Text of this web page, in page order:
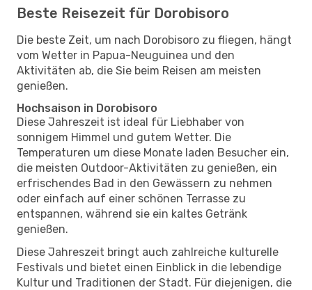
Beste Reisezeit für Dorobisoro
Die beste Zeit, um nach Dorobisoro zu fliegen, hängt
vom Wetter in Papua-Neuguinea und den
Aktivitäten ab, die Sie beim Reisen am meisten
genießen.
Hochsaison in Dorobisoro
Diese Jahreszeit ist ideal für Liebhaber von
sonnigem Himmel und gutem Wetter. Die
Temperaturen um diese Monate laden Besucher ein,
die meisten Outdoor-Aktivitäten zu genießen, ein
erfrischendes Bad in den Gewässern zu nehmen
oder einfach auf einer schönen Terrasse zu
entspannen, während sie ein kaltes Getränk
genießen.
Diese Jahreszeit bringt auch zahlreiche kulturelle
Festivals und bietet einen Einblick in die lebendige
Kultur und Traditionen der Stadt. Für diejenigen, die